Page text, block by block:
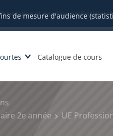
de mesure d'audience
et insertion
Catalogue de cours
2e année
UE